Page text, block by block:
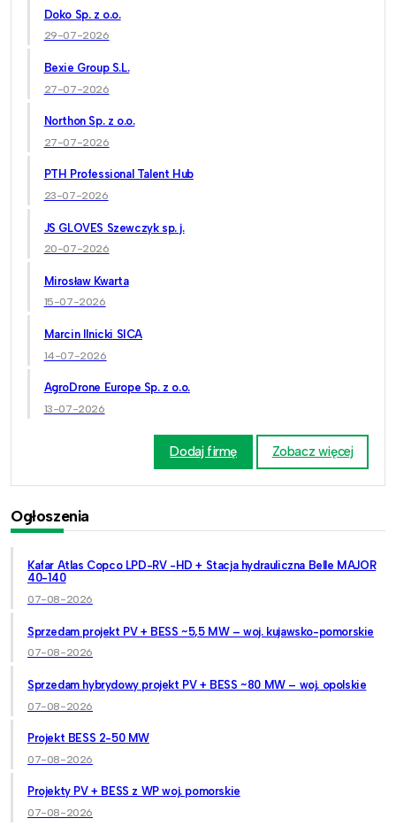
Doko Sp. z o.o.
29-07-2026
Bexie Group S.L.
27-07-2026
Northon Sp. z o.o.
27-07-2026
PTH Professional Talent Hub
23-07-2026
JS GLOVES Szewczyk sp. j.
20-07-2026
Mirosław Kwarta
15-07-2026
Marcin Ilnicki SICA
14-07-2026
AgroDrone Europe Sp. z o.o.
13-07-2026
Dodaj firmę Zobacz więcej
Ogłoszenia
Kafar Atlas Copco LPD-RV -HD + Stacja hydrauliczna Belle MAJOR
40-140
07-08-2026
Sprzedam projekt PV + BESS ~5,5 MW – woj. kujawsko-pomorskie
07-08-2026
Sprzedam hybrydowy projekt PV + BESS ~80 MW – woj. opolskie
07-08-2026
Projekt BESS 2-50 MW
07-08-2026
Projekty PV + BESS z WP woj. pomorskie
07-08-2026